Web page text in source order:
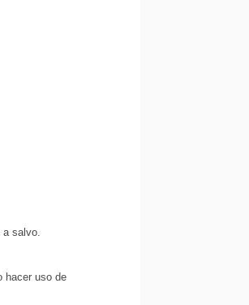
a salvo.
hacer uso de